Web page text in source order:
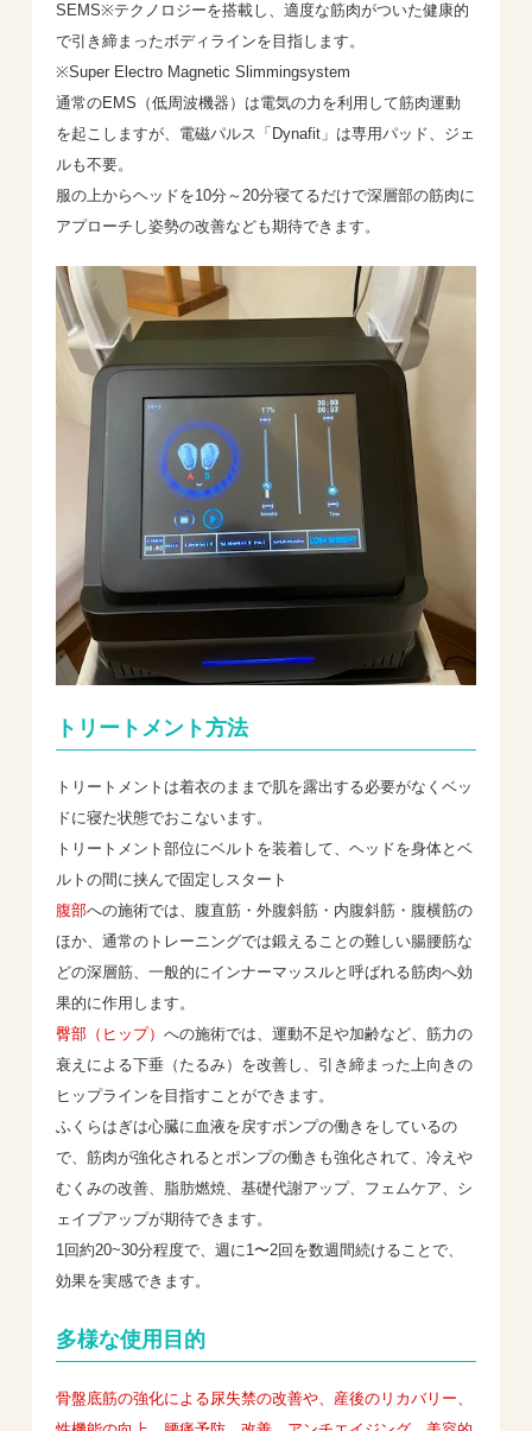
SEMS※テクノロジーを搭載し、適度な筋肉がついた健康的
で引き締まったボディラインを目指します。
※Super Electro Magnetic Slimmingsystem
通常のEMS（低周波機器）は電気の力を利用して筋肉運動
を起こしますが、電磁パルス「Dynafit」は専用パッド、ジェ
ルも不要。
服の上からヘッドを10分～20分寝てるだけで深層部の筋肉に
アプローチし姿勢の改善なども期待できます。
トリートメント方法
トリートメントは着衣のままで肌を露出する必要がなくベッ
ドに寝た状態でおこないます。
トリートメント部位にベルトを装着して、ヘッドを身体とベ
ルトの間に挟んで固定しスタート
腹部への施術では、腹直筋・外腹斜筋・内腹斜筋・腹横筋の
ほか、通常のトレーニングでは鍛えることの難しい腸腰筋な
どの深層筋、一般的にインナーマッスルと呼ばれる筋肉へ効
果的に作用します。
臀部（ヒップ）への施術では、運動不足や加齢など、筋力の
衰えによる下垂（たるみ）を改善し、引き締まった上向きの
ヒップラインを目指すことができます。
ふくらはぎは心臓に血液を戻すポンプの働きをしているの
で、筋肉が強化されるとポンプの働きも強化されて、冷えや
むくみの改善、脂肪燃焼、基礎代謝アップ、フェムケア、シ
ェイプアップが期待できます。
1回約20~30分程度で、週に1〜2回を数週間続けることで、
効果を実感できます。
多様な使用目的
骨盤底筋の強化による尿失禁の改善や、産後のリカバリー、